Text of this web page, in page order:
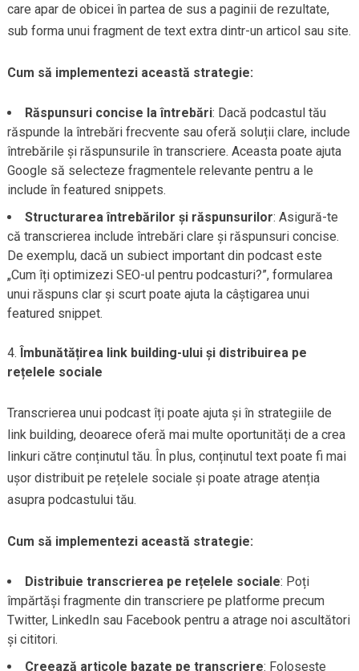
care apar de obicei în partea de sus a paginii de rezultate,
sub forma unui fragment de text extra dintr-un articol sau site.
Cum să implementezi această strategie:
Răspunsuri concise la întrebări: Dacă podcastul tău
răspunde la întrebări frecvente sau oferă soluții clare, include
întrebările și răspunsurile în transcriere. Aceasta poate ajuta
Google să selecteze fragmentele relevante pentru a le
include în featured snippets.
Structurarea întrebărilor și răspunsurilor: Asigură-te
că transcrierea include întrebări clare și răspunsuri concise.
De exemplu, dacă un subiect important din podcast este
„Cum îți optimizezi SEO-ul pentru podcasturi?”, formularea
unui răspuns clar și scurt poate ajuta la câștigarea unui
featured snippet.
Îmbunătățirea link building-ului și distribuirea pe
rețelele sociale
Transcrierea unui podcast îți poate ajuta și în strategiile de
link building, deoarece oferă mai multe oportunități de a crea
linkuri către conținutul tău. În plus, conținutul text poate fi mai
ușor distribuit pe rețelele sociale și poate atrage atenția
asupra podcastului tău.
Cum să implementezi această strategie:
Distribuie transcrierea pe rețelele sociale: Poți
împărtăși fragmente din transcriere pe platforme precum
Twitter, LinkedIn sau Facebook pentru a atrage noi ascultători
și cititori.
Creează articole bazate pe transcriere: Folosește